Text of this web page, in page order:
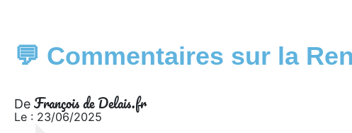
💬 Commentaires sur la
De François de Delais.fr
Le : 23/06/2025